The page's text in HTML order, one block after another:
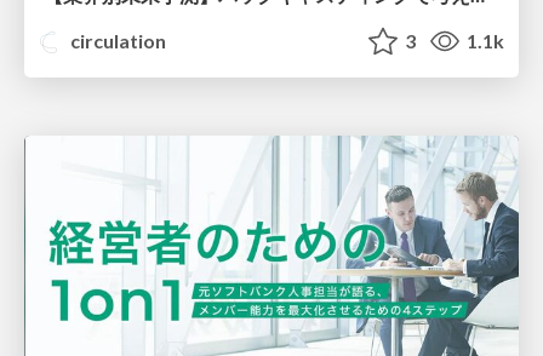
circulation
3 1.1k